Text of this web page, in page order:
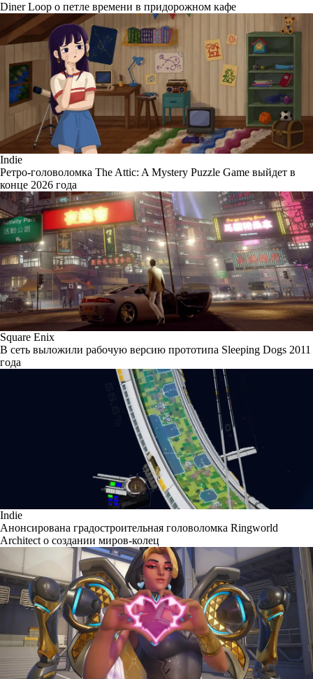
Diner Loop о петле времени в придорожном кафе
Indie
Ретро-головоломка The Attic: A Mystery Puzzle Game выйдет в
конце 2026 года
Square Enix
В сеть выложили рабочую версию прототипа Sleeping Dogs 2011
года
Indie
Анонсирована градостроительная головоломка Ringworld
Architect о создании миров-колец